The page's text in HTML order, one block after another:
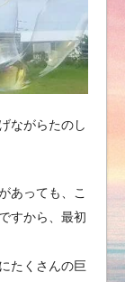
ながらたのし
あっても、こ
すから、最初
たくさんの巨